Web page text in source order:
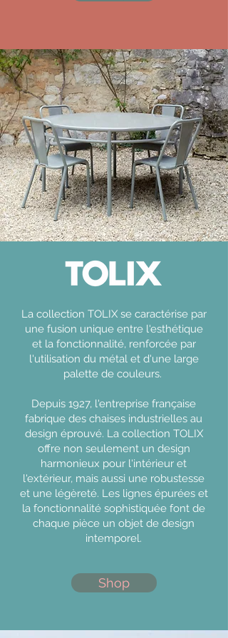
La collection TOLIX se caractérise par
une fusion unique entre l'esthétique
et la fonctionnalité, renforcée par
l'utilisation du métal et d'une large
palette de couleurs.
Depuis 1927, l'entreprise française
fabrique des chaises industrielles au
design éprouvé. La collection TOLIX
offre non seulement un design
harmonieux pour l'intérieur et
l'extérieur, mais aussi une robustesse
et une légèreté. Les lignes épurées et
la fonctionnalité sophistiquée font de
chaque pièce un objet de design
intemporel.
Shop